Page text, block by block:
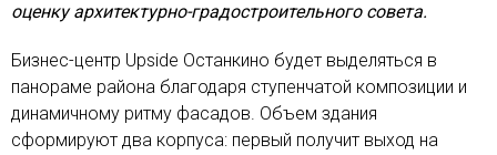
оценку архитектурно-градостроительного совета.
Бизнес-центр Upside Останкино будет выделяться в
панораме района благодаря ступенчатой композиции и
динамичному ритму фасадов. Объем здания
сформируют два корпуса: первый получит выход на